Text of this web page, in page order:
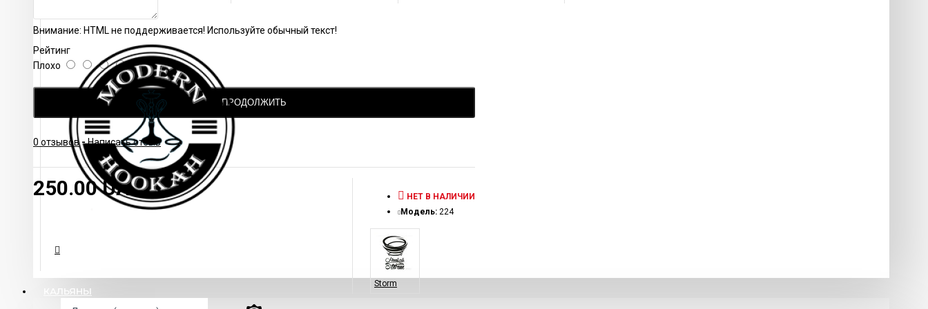
КАЛЬЯНЫ
Внимание: HTML не поддерживается! Используйте обычный текст!
Рейтинг
Плохо
Хорошо
ПРОДОЛЖИТЬ
0 отзывов -Написать отзыв
250.00 UAH
НЕТ В НАЛИЧИИ
Модель: 224
Storm